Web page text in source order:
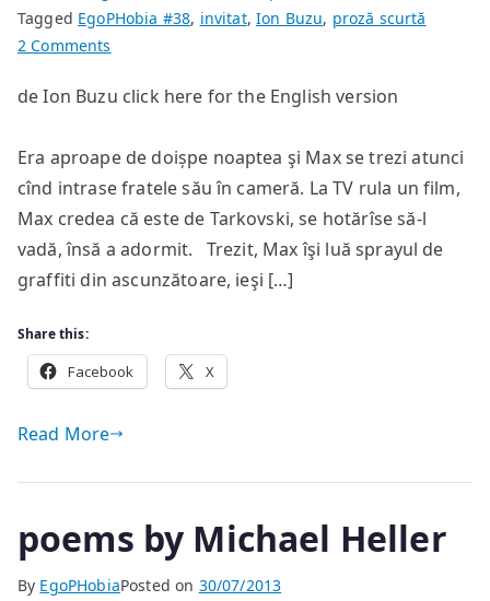
Tagged EgoPHobia #38, invitat, Ion Buzu, proză scurtă
2 Comments
de
de Ion Buzu click here for the English version
Era aproape de doișpe noaptea şi Max se trezi atunci
cînd intrase fratele său în cameră. La TV rula un film,
Max credea că este de Tarkovski, se hotărîse să-l
vadă, însă a adormit. Trezit, Max îşi luă sprayul de
graffiti din ascunzătoare, ieşi […]
Share this:
Facebook X
Read More
poems by Michael Heller
By EgoPHobiaPosted on 30/07/2013